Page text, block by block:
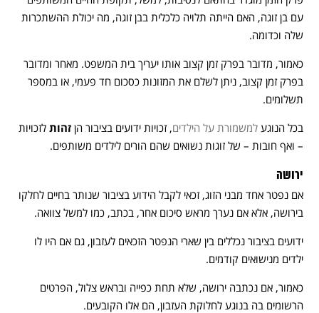
עם בן זוגה, האם הייתה תלויה כלכלית בבן זוגה, מה יכולת ההשתכרות
שלה וכדומה.
כאמור, מדובר בפרק זמן קצוב אותו יעריך בית המשפט. מאחר ומדובר
בפרק זמן קצוב, ניתן לשלם את המזונות כסכום חד פעמי, או במספר
תשלומים.
בכל הנוגעלמשמורת על הילדים, זכויות ידועים בציבור הןזהות לזכויות
– ואף חובות – של זוגות נשואים שהם הורים לילדים משותפים.
ירושה
אם נפטר אחד מבני הזוג, זכאי לקבל הידוע בציבור שנותר בחיים לחלקו
בירושה, אלא אם נערך מראש סיכום אחר, בכתב, כמו למשל צוואה.
ידועים בציבור נכללים בין שארי הנפטר הזכאים לעזבון, גם אם היו לו
ילדים מנישואים קודמים.
כאמור, אם נכתבה ירושה, שלא תחת כפייה ובראש צלול, הפרטים
הרשומים בה בנוגע לחלוקת העזבון, הם אלו הקובעים.